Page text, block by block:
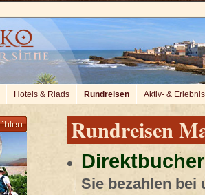
Hotels & Riads Rundreisen Aktiv- &
Rundreisen
Sie bezahlen bei